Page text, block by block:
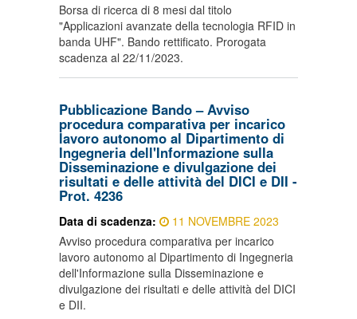
Borsa di ricerca di 8 mesi dal titolo
"Applicazioni avanzate della tecnologia RFID in
banda UHF". Bando rettificato. Prorogata
scadenza al 22/11/2023.
Pubblicazione Bando – Avviso
procedura comparativa per incarico
lavoro autonomo al Dipartimento di
Ingegneria dell'Informazione sulla
Disseminazione e divulgazione dei
risultati e delle attività del DICI e DII -
Prot. 4236
Data di scadenza:
11 NOVEMBRE 2023
Avviso procedura comparativa per incarico
lavoro autonomo al Dipartimento di Ingegneria
dell'Informazione sulla Disseminazione e
divulgazione dei risultati e delle attività del DICI
e DII.